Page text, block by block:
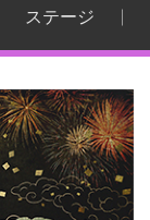
ステージ